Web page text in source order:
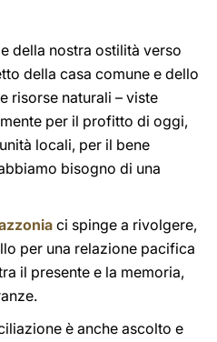
della nostra ostilità verso
della casa comune e dello
risorse naturali – viste
per il profitto di oggi,
locali, per il bene
bisogno di una
ci spinge a rivolgere,
per una relazione pacifica
il presente e la memoria,
è anche ascolto e